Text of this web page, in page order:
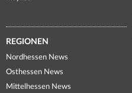
REGIONEN
Nordhessen News
Osthessen News
Mittelhessen News